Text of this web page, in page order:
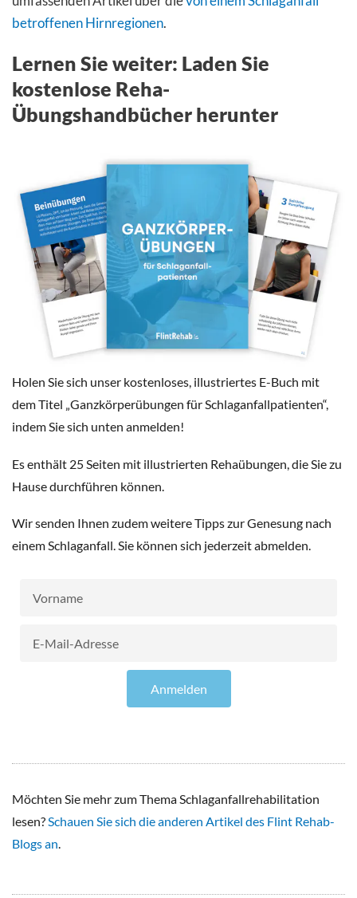
betroffenen Hirnregionen.
Lernen Sie weiter: Laden Sie
kostenlose Reha-
Übungshandbücher herunter
Holen Sie sich unser kostenloses, illustriertes E-Buch mit
dem Titel „Ganzkörperübungen für Schlaganfallpatienten“,
indem Sie sich unten anmelden!
Es enthält 25 Seiten mit illustrierten Rehaübungen, die Sie zu
Hause durchführen können.
Wir senden Ihnen zudem weitere Tipps zur Genesung nach
einem Schlaganfall. Sie können sich jederzeit abmelden.
Anmelden
Möchten Sie mehr zum Thema Schlaganfallrehabilitation
lesen?Schauen Sie sich die anderen Artikel des Flint Rehab-
Blogs an.